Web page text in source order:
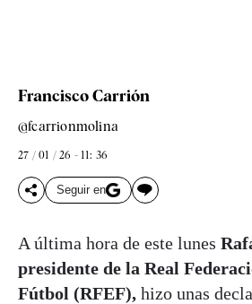
Francisco Carrión
@fcarrionmolina
27 / 01 / 26 - 11: 36
Seguir en
A última hora de este lunes
presidente de la Real
Fútbol (RFEF), hizo unas